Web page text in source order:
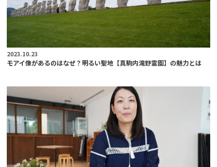
2023.10.23
モアイ像があるのはなぜ？明るい聖地【真駒内滝野霊園】の魅力とは